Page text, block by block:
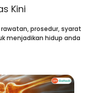
Kini
prosedur, syarat
menjadikan hidup anda